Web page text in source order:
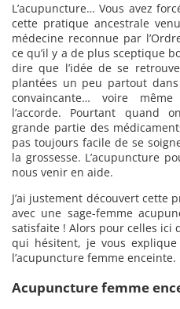
L’acupuncture… Vous avez
cette pratique ancestrale
médecine reconnue par
ce qu’il y a de plus sceptique
dire que l’idée de se
plantées un peu partout
convaincante… voire
l’accorde. Pourtant quand
grande partie des
pas toujours facile de se
la grossesse. L’acupuncture
nous venir en aide.
J’ai justement découvert cette
avec une sage-femme
satisfaite ! Alors pour celles ici
qui hésitent, je vous
l’acupuncture femme enceinte.
Acupuncture femme